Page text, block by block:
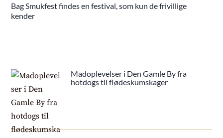
Bag Smukfest findes en festival, som kun de frivillige
kender
Madoplevelser i Den Gamle By fra
hotdogs til flødeskumskager